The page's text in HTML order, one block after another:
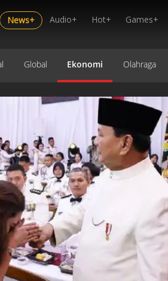
News+ Audio+ Hot+ Games+
Global Ekonomi Olahraga